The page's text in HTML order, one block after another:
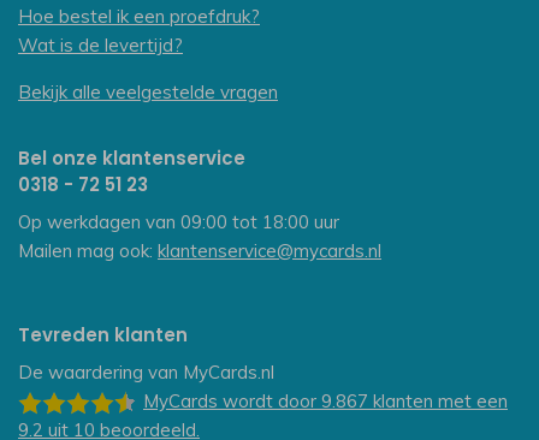
Hoe bestel ik een proefdruk?
Wat is de levertijd?
Bekijk alle veelgestelde vragen
Bel onze klantenservice
0318 - 72 51 23
Op werkdagen van 09:00 tot 18:00 uur
Mailen mag ook: klantenservice@mycards.nl
Tevreden klanten
De waardering van MyCards.nl
MyCards wordt door 9.867 klanten met een
9.2 uit 10 beoordeeld.